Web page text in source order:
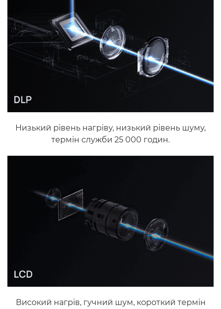
Низький рівень нагріву, низький рівень шуму,
термін служби 25 000 годин.
Високий нагрів, гучний шум, короткий термін